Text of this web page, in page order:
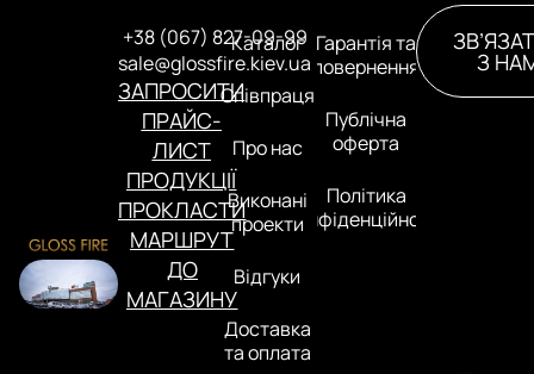
+38 (067) 827-09-99
sale@glossfire.kiev.ua
ЗАПРОСИТИ
ПРАЙС-
ЛИСТ
ПРОДУКЦІЇ
ПРОКЛАСТИ
МАРШРУТ
ДО
МАГАЗИНУ
Каталог
Співпраця
Про нас
Виконані
проекти
Відгуки
Доставка
та оплата
Гарантія та
повернення
Публічна
оферта
Політика
конфіденційності
З